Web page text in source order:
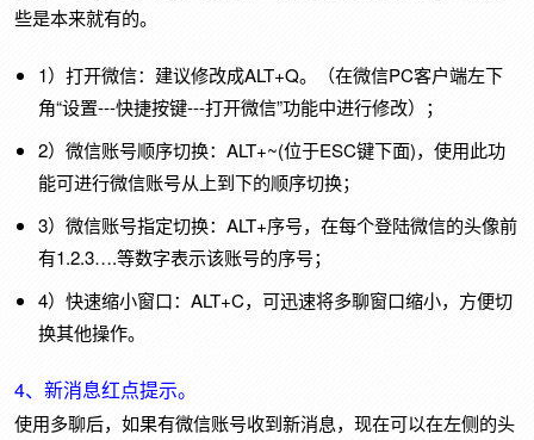
些是本来就有的。
1）打开微信：建议修改成ALT+Q。（在微信PC客户端左下
角“设置---快捷按键---打开微信”功能中进行修改）；
2）微信账号顺序切换：ALT+~(位于ESC键下面)，使用此功
能可进行微信账号从上到下的顺序切换；
3）微信账号指定切换：ALT+序号，在每个登陆微信的头像前
有1.2.3….等数字表示该账号的序号；
4）快速缩小窗口：ALT+C，可迅速将多聊窗口缩小，方便切
换其他操作。
4、新消息红点提示。
使用多聊后，如果有微信账号收到新消息，现在可以在左侧的头